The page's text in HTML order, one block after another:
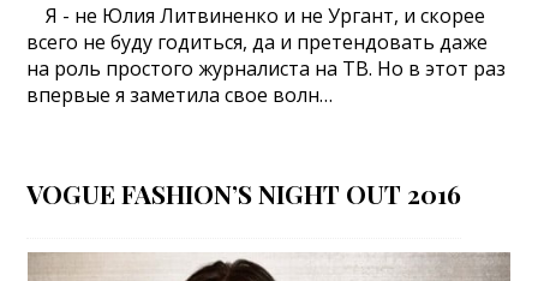
Я - не Юлия Литвиненко и не Ургант, и скорее
всего не буду годиться, да и претендовать даже
на роль простого журналиста на ТВ. Но в этот раз
впервые я заметила свое волн…
VOGUE FASHION’S NIGHT OUT 2016